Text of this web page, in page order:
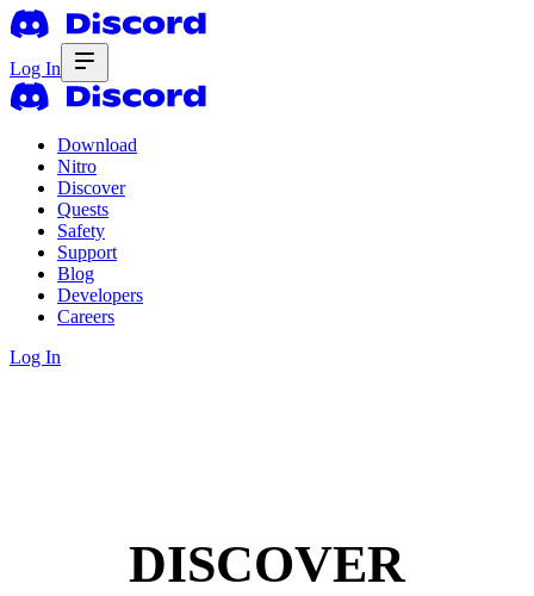
Log In
Download
Nitro
Discover
Quests
Safety
Support
Blog
Developers
Careers
Log In
DISCOVER